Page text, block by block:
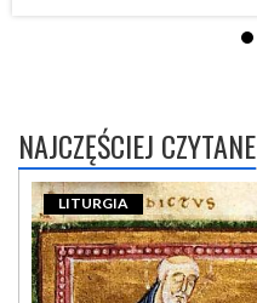
NAJCZĘŚCIEJ CZYTANE
LITURGIA